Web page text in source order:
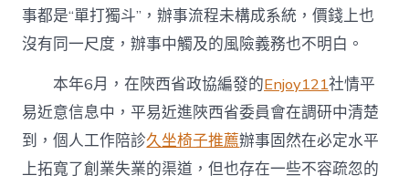
事都是“單打獨斗”，辦事流程未構成系統，價錢上也
沒有同一尺度，辦事中觸及的風險義務也不明白。
本年6月，在陜西省政協編發的Enjoy121社情平
易近意信息中，平易近進陜西省委員會在調研中清楚
到，個人工作陪診久坐椅子推薦辦事固然在必定水平
上拓寬了創業失業的渠道，但也存在一些不容疏忽的